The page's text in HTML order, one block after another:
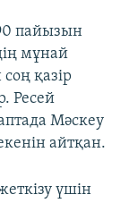
пайызын
мұнай
қазір
Ресей
Мәскеу
айтқан.
үшін